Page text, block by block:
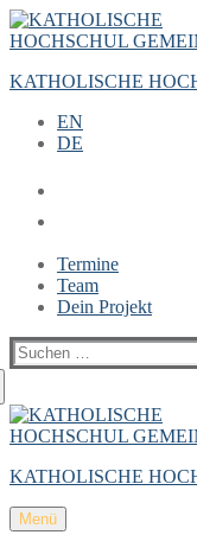
Zum
Inhalt
Menü
Schließen
KATHOLISCHE
EN
DE
Termine
Team
Dein Projekt
Suchen
nach:
KATHOLISCHE
Menü